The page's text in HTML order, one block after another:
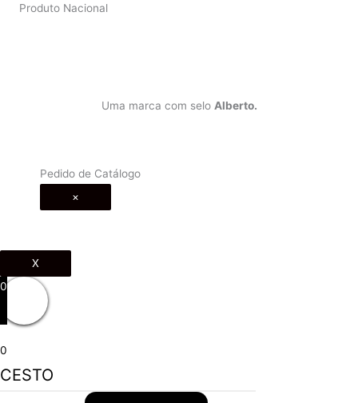
Produto Nacional
Uma marca com selo Alberto.
Pedido de Catálogo
×
X
0
0
CESTO